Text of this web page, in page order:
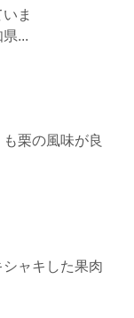
ま
栗の風味が良
ャキした果肉